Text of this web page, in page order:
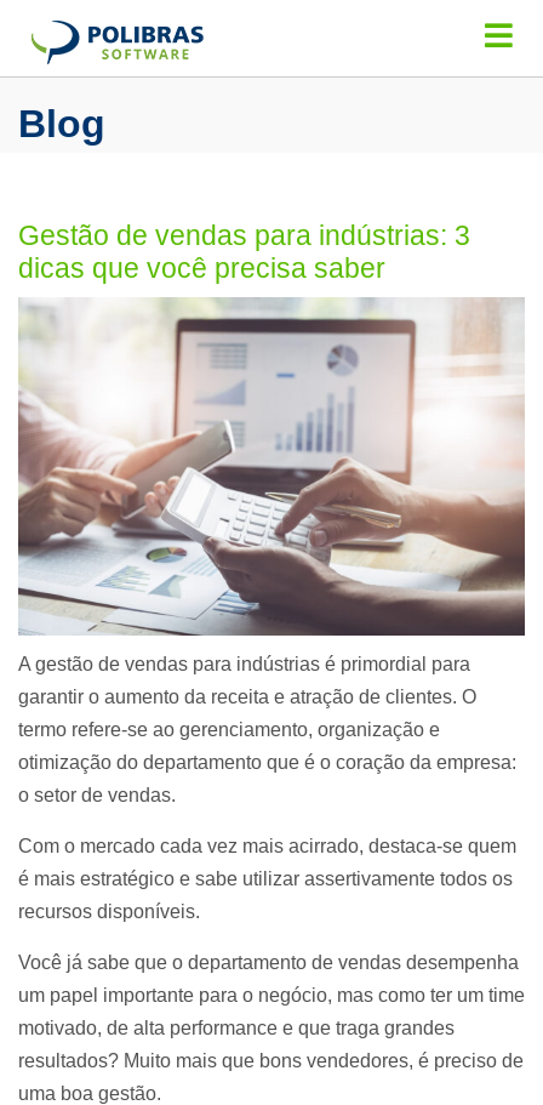
Blog
Gestão de vendas para indústrias: 3
dicas que você precisa saber
A gestão de vendas para indústrias é primordial para
garantir o aumento da receita e atração de clientes. O
termo refere-se ao gerenciamento, organização e
otimização do departamento que é o coração da empresa:
o setor de vendas.
Com o mercado cada vez mais acirrado, destaca-se quem
é mais estratégico e sabe utilizar assertivamente todos os
recursos disponíveis.
Você já sabe que o departamento de vendas desempenha
um papel importante para o negócio, mas como ter um time
motivado, de alta performance e que traga grandes
resultados? Muito mais que bons vendedores, é preciso de
uma boa gestão.